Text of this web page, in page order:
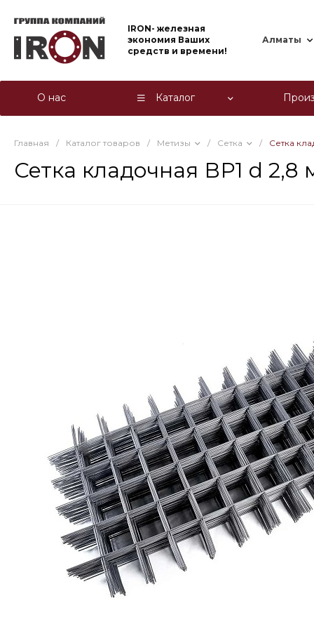
IRON- железная
экономия Ваших
средств и времени!
Алматы
О нас Каталог
Главная / Каталог товаров / Метизы / Сетка / Сетка
Сетка кладочная ВР1 d 2,8